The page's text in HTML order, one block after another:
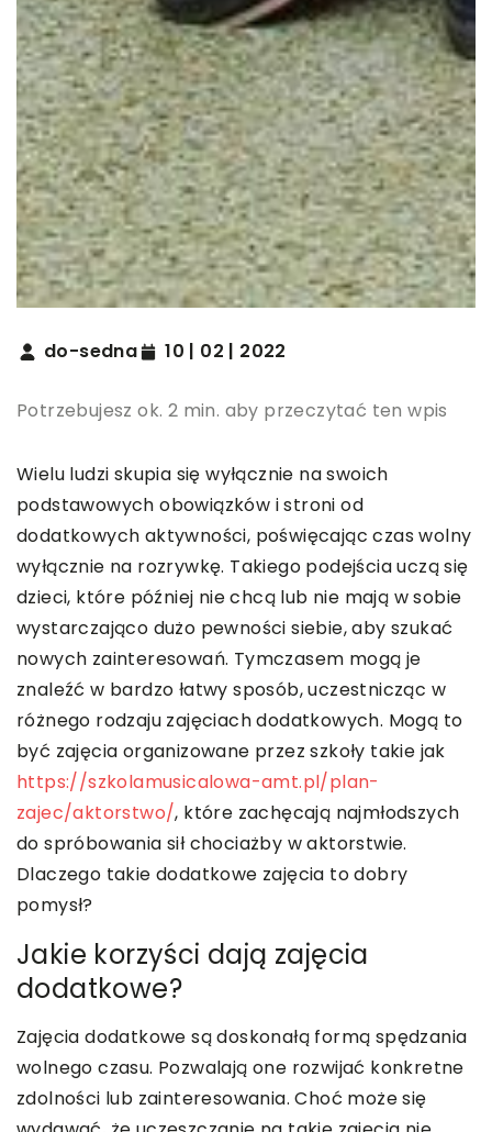
do-sedna 10 | 02 | 2022
Potrzebujesz ok. 2 min. aby przeczytać ten wpis
Wielu ludzi skupia się wyłącznie na swoich
podstawowych obowiązków i stroni od
dodatkowych aktywności, poświęcając czas wolny
wyłącznie na rozrywkę. Takiego podejścia uczą się
dzieci, które później nie chcą lub nie mają w sobie
wystarczająco dużo pewności siebie, aby szukać
nowych zainteresowań. Tymczasem mogą je
znaleźć w bardzo łatwy sposób, uczestnicząc w
różnego rodzaju zajęciach dodatkowych. Mogą to
być zajęcia organizowane przez szkoły takie jak
https://szkolamusicalowa-amt.pl/plan-
zajec/aktorstwo/, które zachęcają najmłodszych
do spróbowania sił chociażby w aktorstwie.
Dlaczego takie dodatkowe zajęcia to dobry
pomysł?
Jakie korzyści dają zajęcia
dodatkowe?
Zajęcia dodatkowe są doskonałą formą spędzania
wolnego czasu. Pozwalają one rozwijać konkretne
zdolności lub zainteresowania. Choć może się